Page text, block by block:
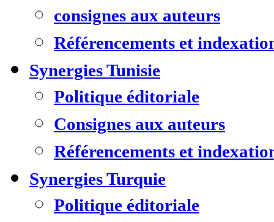
consignes aux auteurs
Référencements et
Synergies Tunisie
Politique éditoriale
Consignes aux auteurs
Référencements et
Synergies Turquie
Politique éditoriale